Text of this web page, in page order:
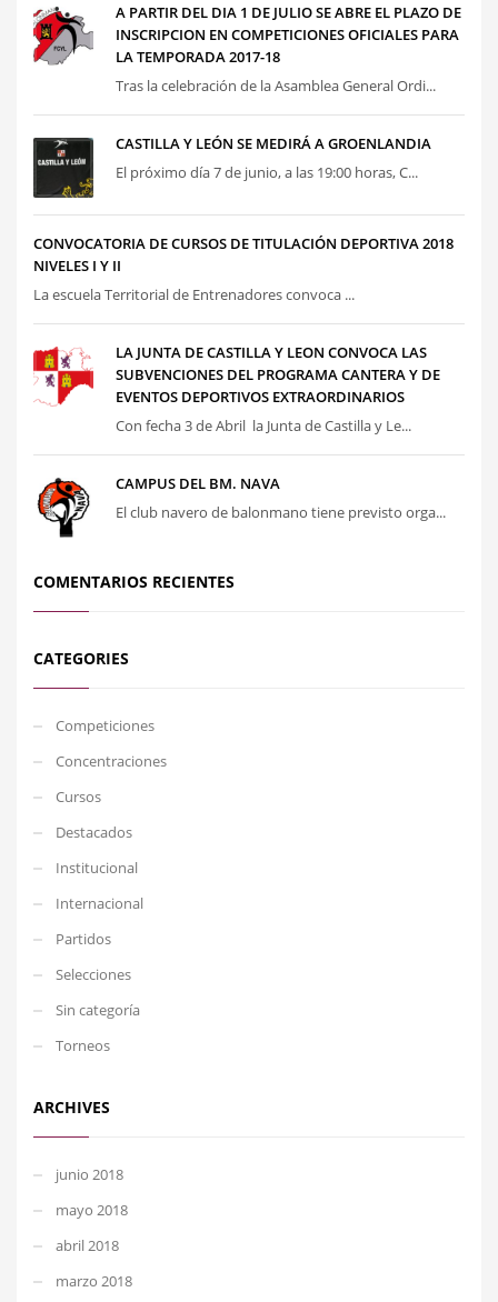
A PARTIR DEL DIA 1 DE JULIO SE ABRE EL PLAZO DE
INSCRIPCION EN COMPETICIONES OFICIALES PARA
LA TEMPORADA 2017-18
Tras la celebración de la Asamblea General Ordi...
CASTILLA Y LEÓN SE MEDIRÁ A GROENLANDIA
El próximo día 7 de junio, a las 19:00 horas, C...
CONVOCATORIA DE CURSOS DE TITULACIÓN DEPORTIVA 2018
NIVELES I Y II
La escuela Territorial de Entrenadores convoca ...
LA JUNTA DE CASTILLA Y LEON CONVOCA LAS
SUBVENCIONES DEL PROGRAMA CANTERA Y DE
EVENTOS DEPORTIVOS EXTRAORDINARIOS
Con fecha 3 de Abril la Junta de Castilla y Le...
CAMPUS DEL BM. NAVA
El club navero de balonmano tiene previsto orga...
COMENTARIOS RECIENTES
CATEGORIES
Competiciones
Concentraciones
Cursos
Destacados
Institucional
Internacional
Partidos
Selecciones
Sin categoría
Torneos
ARCHIVES
junio 2018
mayo 2018
abril 2018
marzo 2018